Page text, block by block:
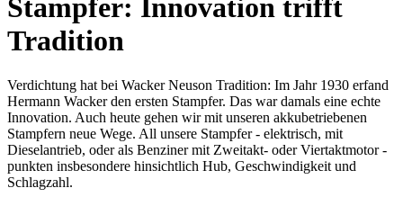
Stampfer: Innovation trifft
Tradition
Verdichtung hat bei Wacker Neuson Tradition: Im Jahr 1930 erfand
Hermann Wacker den ersten Stampfer. Das war damals eine echte
Innovation. Auch heute gehen wir mit unseren akkubetriebenen
Stampfern neue Wege. All unsere Stampfer - elektrisch, mit
Dieselantrieb, oder als Benziner mit Zweitakt- oder Viertaktmotor -
punkten insbesondere hinsichtlich Hub, Geschwindigkeit und
Schlagzahl.